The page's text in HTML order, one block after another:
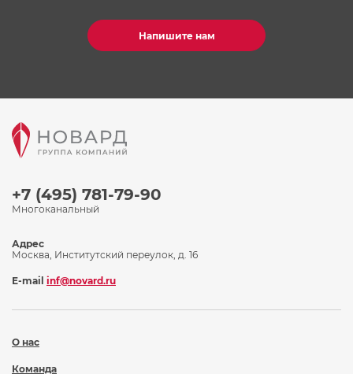
Напишите нам
+7 (495) 781-79-90
Многоканальный
О нас
Команда
Адрес
Москва, Институтский переулок, д. 16
E-mail inf@novard.ru